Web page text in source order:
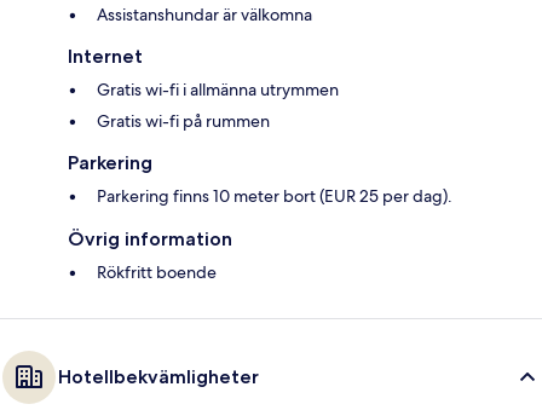
Assistanshundar är välkomna
Internet
Gratis wi-fi i allmänna utrymmen
Gratis wi-fi på rummen
Parkering
Parkering finns 10 meter bort (EUR 25 per dag).
Övrig information
Rökfritt boende
Hotellbekvämligheter